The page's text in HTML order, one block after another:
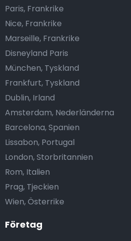
Företag
Paris, Frankrike
Nice, Frankrike
Marseille, Frankrike
Disneyland Paris
München, Tyskland
Frankfurt, Tyskland
Dublin, Irland
Amsterdam, Nederländerna
Barcelona, Spanien
Lissabon, Portugal
London, Storbritannien
Rom, Italien
Prag, Tjeckien
Wien, Österrike